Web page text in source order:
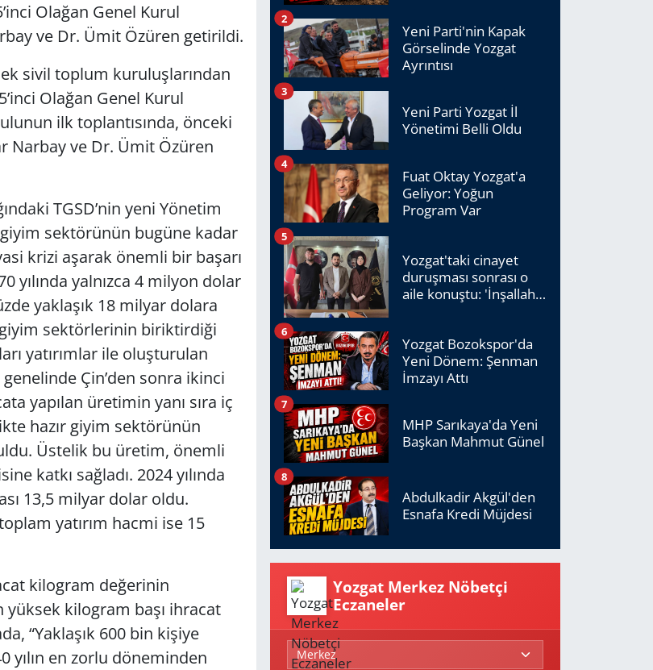
Olağan Genel Kurul
ve Dr. Ümit Özüren getirildi.
sivil toplum kuruluşlarından
Olağan Genel Kurul
ilk toplantısında, önceki
Narbay ve Dr. Ümit Özüren
TGSD’nin yeni Yönetim
giyim sektörünün bugüne kadar
krizi aşarak önemli bir başarı
yılında yalnızca 4 milyon dolar
yaklaşık 18 milyar dolara
giyim sektörlerinin biriktirdiği
yatırımlar ile oluşturulan
Çin’den sonra ikinci
yapılan üretimin yanı sıra iç
hazır giyim sektörünün
Üstelik bu üretim, önemli
katkı sağladı. 2024 yılında
13,5 milyar dolar oldu.
yatırım hacmi ise 15
kilogram değerinin
kilogram başı ihracat
“Yaklaşık 600 bin kişiye
yılın en zorlu döneminden
Yeni Parti'nin Kapak
Görselinde Yozgat
Ayrıntısı
2
Yeni Parti Yozgat İl
Yönetimi Belli Oldu
3
Fuat Oktay Yozgat'a
Geliyor: Yoğun
Program Var
4
Yozgat'taki cinayet
duruşması sonrası o
aile konuştu: 'İnşallah
5
Yozgat Bozokspor'da
Yeni Dönem: Şenman
İmzayı Attı
6
MHP Sarıkaya'da Yeni
Başkan Mahmut Günel
7
Abdulkadir Akgül'den
Esnafa Kredi Müjdesi
8
Yozgat Merkez Nöbetçi
Eczaneler